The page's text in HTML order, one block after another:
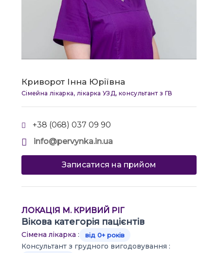
Криворот Інна Юріївна
Сімейна лікарка, лікарка УЗД, консультант з ГВ
+38 (068) 037 09 90
info@pervynka.in.ua
Записатися на прийом
ЛОКАЦІЯ М. КРИВИЙ РІГ
Вікова категорія пацієнтів
Сімена лікарка : від 0+ років
Консультант з грудного вигодовування :